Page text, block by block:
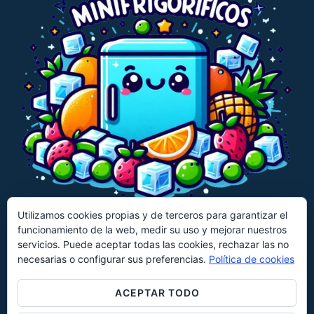
CECOTEC CANDY HISENSE
KLARSTEIN UNIVERSALBLUE
EVVO KESSER
Utilizamos cookies propias y de terceros para garantizar el
funcionamiento de la web, medir su uso y mejorar nuestros
servicios. Puede aceptar todas las cookies, rechazar las no
necesarias o configurar sus preferencias. Política de cookies
ACEPTAR TODO